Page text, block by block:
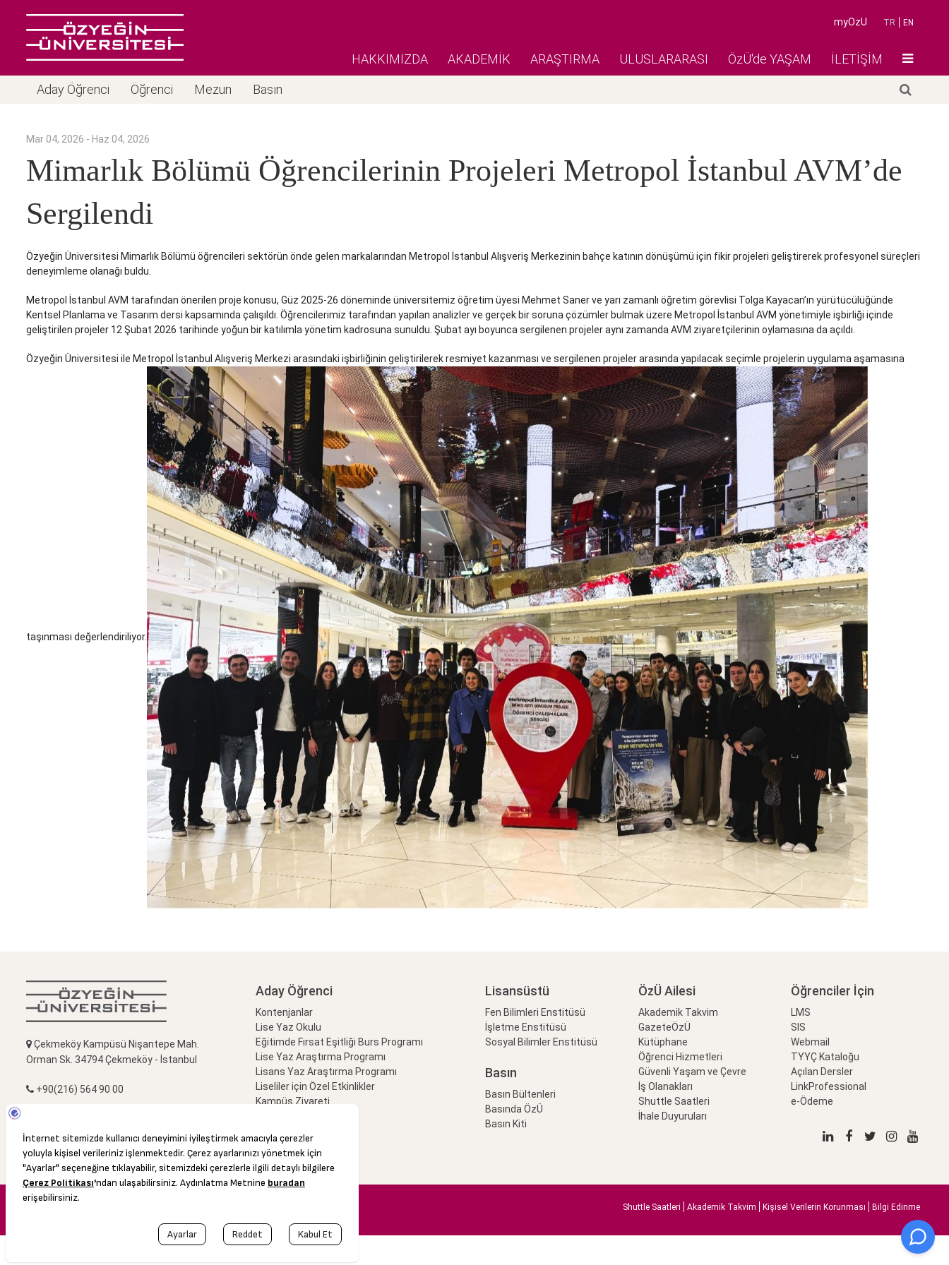
TR EN
myOzU
HAKKIMIZDA AKADEMİK ARAŞTIRMA ULUSLARARASI ÖzÜ'de YAŞAM İLETİŞİM
Aday Öğrenci Öğrenci Mezun Basın
Mar 04, 2026 - Haz 04, 2026
Mimarlık Bölümü Öğrencilerinin Projeleri Metropol İstanbul AVM’de
Sergilendi
Özyeğin Üniversitesi Mimarlık Bölümü öğrencileri sektörün önde gelen markalarından Metropol İstanbul Alışveriş Merkezinin bahçe katının dönüşümü için fikir projeleri geliştirerek profesyonel süreçleri
deneyimleme olanağı buldu.
Metropol İstanbul AVM tarafından önerilen proje konusu, Güz 2025-26 döneminde üniversitemiz öğretim üyesi Mehmet Saner ve yarı zamanlı öğretim görevlisi Tolga Kayacan’ın yürütücülüğünde
Kentsel Planlama ve Tasarım dersi kapsamında çalışıldı. Öğrencilerimiz tarafından yapılan analizler ve gerçek bir soruna çözümler bulmak üzere Metropol İstanbul AVM yönetimiyle işbirliği içinde
geliştirilen projeler 12 Şubat 2026 tarihinde yoğun bir katılımla yönetim kadrosuna sunuldu. Şubat ayı boyunca sergilenen projeler aynı zamanda AVM ziyaretçilerinin oylamasına da açıldı.
Özyeğin Üniversitesi ile Metropol İstanbul Alışveriş Merkezi arasındaki işbirliğinin geliştirilerek resmiyet kazanması ve sergilenen projeler arasında yapılacak seçimle projelerin uygulama aşamasına
taşınması değerlendiriliyor.
Çekmeköy Kampüsü Nişantepe Mah.
Orman Sk. 34794 Çekmeköy - İstanbul
+90(216) 564 90 00
info@ozyegin.edu.tr
Aday Öğrenci
Kontenjanlar
Lise Yaz Okulu
Eğitimde Fırsat Eşitliği Burs Programı
Lise Yaz Araştırma Programı
Lisans Yaz Araştırma Programı
Liseliler için Özel Etkinlikler
Kampüs Ziyareti
Lisansüstü
Fen Bilimleri Enstitüsü
İşletme Enstitüsü
Sosyal Bilimler Enstitüsü
Basın
Basın Bültenleri
Basında ÖzÜ
Basın Kiti
ÖzÜ Ailesi
Akademik Takvim
GazeteÖzÜ
Kütüphane
Öğrenci Hizmetleri
Güvenli Yaşam ve Çevre
İş Olanakları
Shuttle Saatleri
İhale Duyuruları
Öğrenciler İçin
LMS
SIS
Webmail
TYYÇ Kataloğu
Açılan Dersler
LinkProfessional
e-Ödeme
© 2016 Özyeğin Üniversitesi Shuttle Saatleri Akademik Takvim Kişisel Verilerin Korunması Bilgi Edinme